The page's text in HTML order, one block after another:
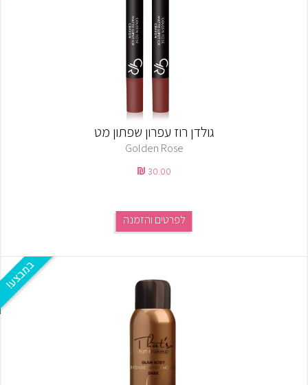
גולדן רוז עפרון שפתון מט
Golden Rose
30.00
לפרטים והזמנה